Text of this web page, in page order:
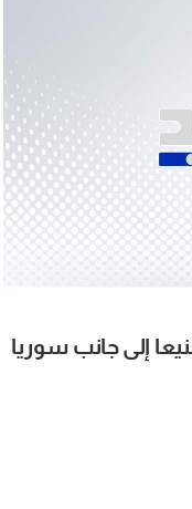
إلى جانب سوريا